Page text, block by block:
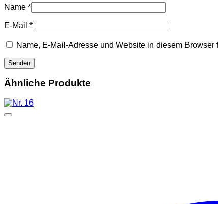
Name *
E-Mail *
Name, E-Mail-Adresse und Website in diesem
Ähnliche Produkte